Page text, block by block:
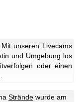
unseren Livecams
und Umgebung los
oder einen
Strände wurde am